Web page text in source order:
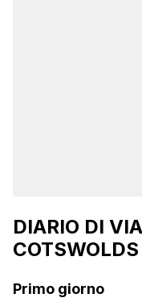
DIARIO DI
COTSWOLDS
Primo giorno